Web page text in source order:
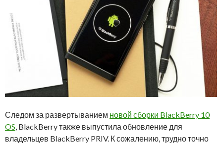
Следом за развертыванием новой сборки BlackBerry 10
OS, BlackBerry также выпустила обновление для
владельцев BlackBerry PRIV. К сожалению, трудно точно